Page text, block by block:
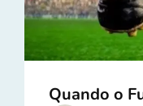
Quando o